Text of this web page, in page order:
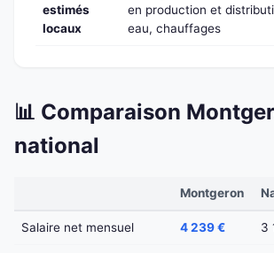
estimés
locaux
en production et
eau, chauffages
📊 Comparaison
national
Montgeron
Salaire net mensuel 4 239 € 3